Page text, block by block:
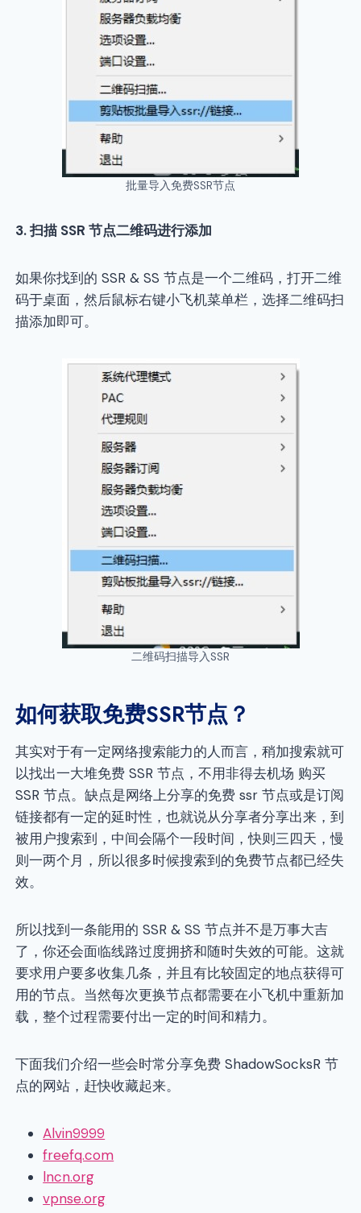
批量导入免费SSR节点
3.扫描 SSR 节点二维码进行添加
如果你找到的 SSR & SS 节点是一个二维码，打开二维
码于桌面，然后鼠标右键小飞机菜单栏，选择二维码扫
描添加即可。
二维码扫描导入SSR
如何获取免费SSR节点？
其实对于有一定网络搜索能力的人而言，稍加搜索就可
以找出一大堆免费 SSR 节点，不用非得去机场 购买
SSR 节点。缺点是网络上分享的免费 ssr 节点或是订阅
链接都有一定的延时性，也就说从分享者分享出来，到
被用户搜索到，中间会隔个一段时间，快则三四天，慢
则一两个月，所以很多时候搜索到的免费节点都已经失
效。
所以找到一条能用的 SSR & SS 节点并不是万事大吉
了，你还会面临线路过度拥挤和随时失效的可能。这就
要求用户要多收集几条，并且有比较固定的地点获得可
用的节点。当然每次更换节点都需要在小飞机中重新加
载，整个过程需要付出一定的时间和精力。
下面我们介绍一些会时常分享免费 ShadowSocksR 节
点的网站，赶快收藏起来。
Alvin9999
freefq.com
lncn.org
vpnse.org